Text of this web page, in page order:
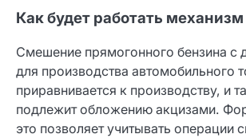
Как будет работать механизм
Смешение прямогонного бензина с
для производства автомобильного
приравнивается к производству, и
подлежит обложению акцизами.
это позволяет учитывать операции